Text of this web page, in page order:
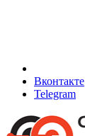
Вконтакте
Telegram